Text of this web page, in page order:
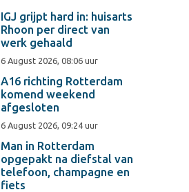
IGJ grijpt hard in: huisarts
Rhoon per direct van
werk gehaald
6 August 2026, 08:06 uur
A16 richting Rotterdam
komend weekend
afgesloten
6 August 2026, 09:24 uur
Man in Rotterdam
opgepakt na diefstal van
telefoon, champagne en
fiets